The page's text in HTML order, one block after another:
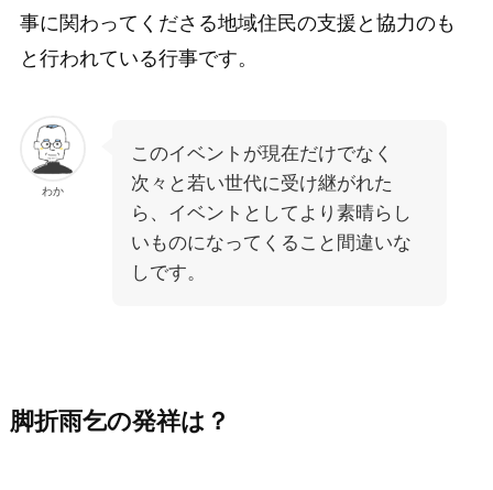
事に関わってくださる地域住民の支援と協力のも
と行われている行事です。
わか
このイベントが現在だけでなく
次々と若い世代に受け継がれた
ら、イベントとしてより素晴らし
いものになってくること間違いな
しです。
脚折雨乞の発祥は？